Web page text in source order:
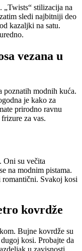
stilizacija na
sledi najbitniji deo
kazaljki na satu.
vezana u
poznatih modnih kuća.
je kako za
prirodno ravnu
za vas.
Oni su večita
na modnim pistama.
Svakoj kosi
kovrdže
Bujne kovrdže su
kosi. Probajte da
u zavisnosti